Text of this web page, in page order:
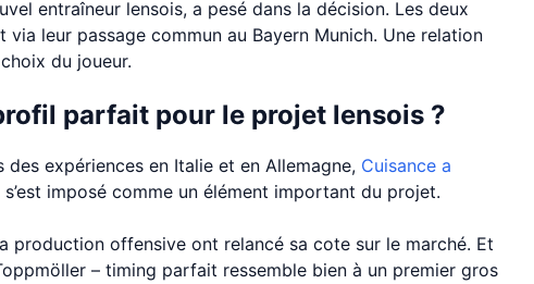
entraîneur lensois, a pesé dans la décision. Les deux
leur passage commun au Bayern Munich. Une relation
du joueur.
parfait pour le projet lensois ?
des expériences en Italie et en Allemagne, Cuisance a
s’est imposé comme un élément important du projet.
production offensive ont relancé sa cote sur le marché. Et
– timing parfait ressemble bien à un premier gros